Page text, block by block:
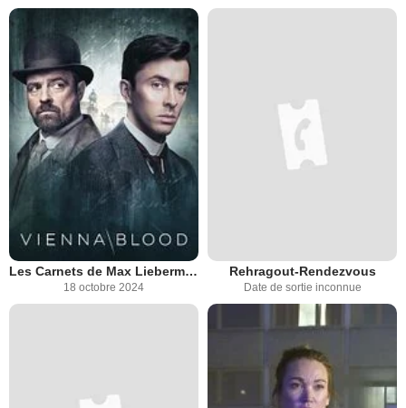
Les Carnets de Max Liebermann
18 octobre 2024
Rehragout-Rendezvous
Date de sortie inconnue